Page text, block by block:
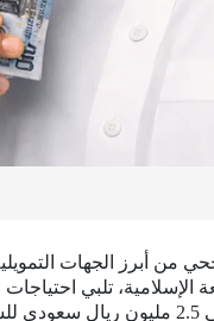
من أبرز الجهات
الإسلامية، تلبي